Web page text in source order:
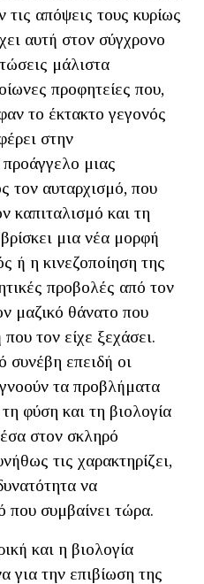
απόψεις τους κυρίως
αυτή στον σύγχρονο
μάλιστα
προφητείες που,
το έκτακτο γεγονός
στην
μιας
τον αυταρχισμό, που
καπιταλισμό και τη
μια νέα μορφή
η κινεζοποίηση της
προβολές από τον
μαζικό θάνατο που
τον είχε ξεχάσει.
επειδή οι
τα προβλήματα
φύση και τη βιολογία
στον σκληρό
τις χαρακτηρίζει,
να
που συμβαίνει τώρα.
και η βιολογία
για την επιβίωση της